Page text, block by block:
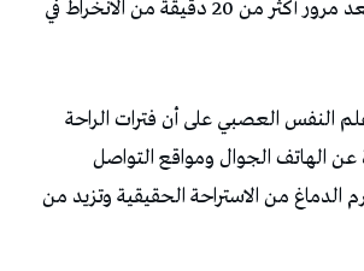
التركيز القصوى إلا بعد مرور أكثر من 20 دقيقة من الانخراط في
النفس العصبي على أن فترات الراحة
الهاتف الجوال ومواقع التواصل
الدماغ من الاستراحة الحقيقية وتزيد من